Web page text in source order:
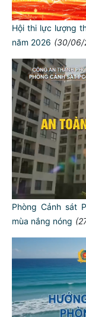
Hội thi lực lượng
năm 2026 (30/06/
Phòng Cảnh sát
mùa nắng nóng